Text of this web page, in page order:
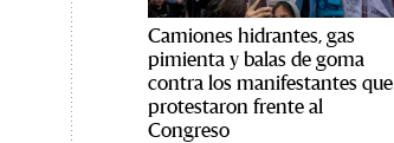
Camiones hidrantes, gas
pimienta y balas de goma
contra los manifestantes que
protestaron frente al
Congreso